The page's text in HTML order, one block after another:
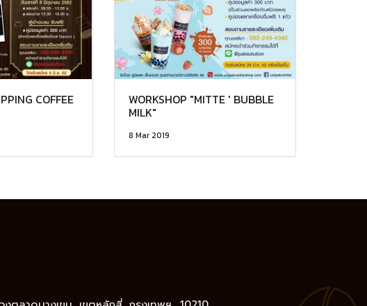
COFFEE WORKSHOP "MITTE ' BUBBLE
MILK"
8 Mar 2019